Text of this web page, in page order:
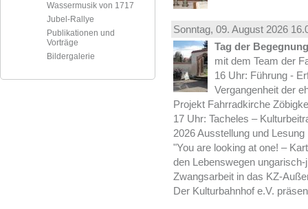
Wassermusik von 1717
Jubel-Rallye
Publikationen und
Vorträge
Bildergalerie
Sonntag, 09. August 2026
Tag der
mit dem Team der
16 Uhr: Führung -
Vergangenheit der
Projekt Fahrradkirche
17 Uhr: Tacheles –
2026 Ausstellung und Lesung
"You are looking at one! –
den Lebenswegen
Zwangsarbeit in das KZ-
Der Kulturbahnhof e.V.